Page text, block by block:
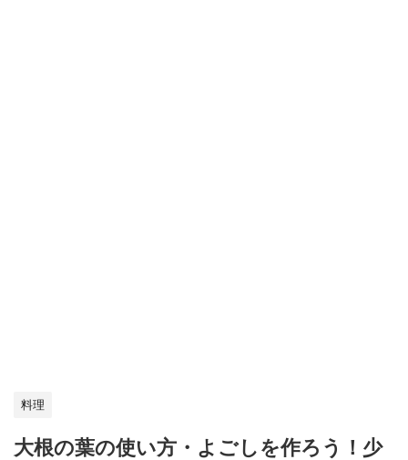
料理
大根の葉の使い方・よごしを作ろう！少